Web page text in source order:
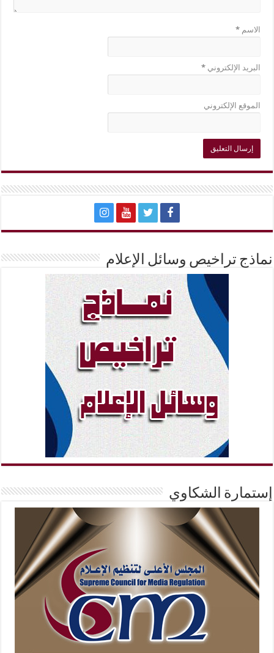
الاسم*
البريد الإلكتروني*
الموقع الإلكتروني
نماذج تراخيص وسائل الإعلام
إستمارة الشكاوي